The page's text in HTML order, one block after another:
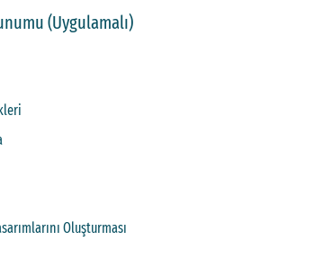
(Uygulamalı)
Oluşturması